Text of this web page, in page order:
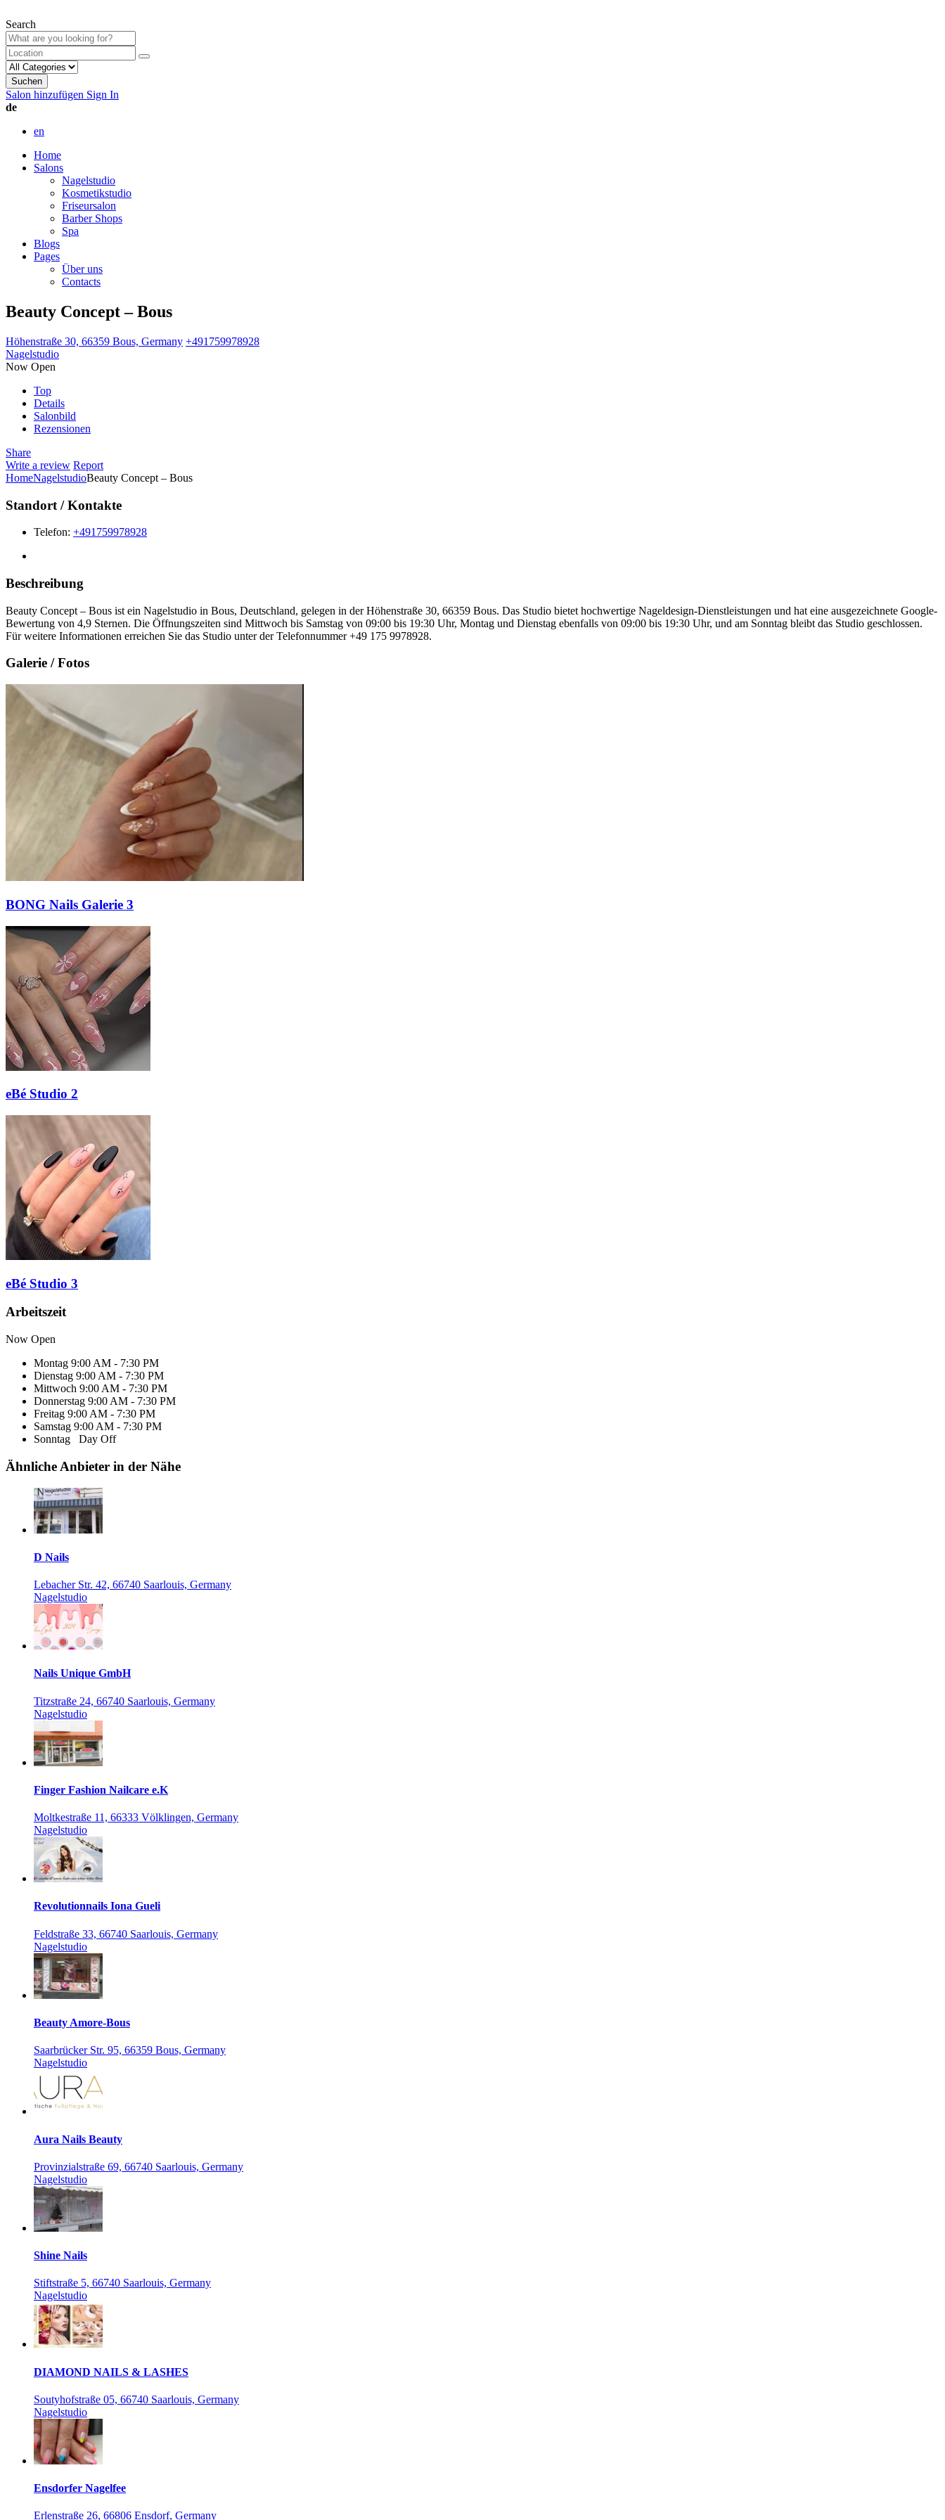
Search
Suchen
Salon hinzufügen Sign In
de
en
Home
Salons
Nagelstudio
Kosmetikstudio
Friseursalon
Barber Shops
Spa
Blogs
Pages
Über uns
Contacts
Beauty Concept – Bous
Höhenstraße 30, 66359 Bous, Germany +491759978928
Nagelstudio
Now Open
Top
Details
Salonbild
Rezensionen
Share
Write a review Report
HomeNagelstudioBeauty Concept – Bous
Standort / Kontakte
Telefon: +491759978928
Beschreibung
Beauty Concept – Bous ist ein Nagelstudio in Bous, Deutschland, gelegen in der Höhenstraße 30, 66359 Bous. Das Studio bietet hochwertige Nageldesign-Dienstleistungen und hat eine ausgezeichnete Google-
Bewertung von 4,9 Sternen. Die Öffnungszeiten sind Mittwoch bis Samstag von 09:00 bis 19:30 Uhr, Montag und Dienstag ebenfalls von 09:00 bis 19:30 Uhr, und am Sonntag bleibt das Studio geschlossen.
Für weitere Informationen erreichen Sie das Studio unter der Telefonnummer +49 175 9978928.
Galerie / Fotos
BONG Nails Galerie 3
eBé Studio 2
eBé Studio 3
Arbeitszeit
Now Open
Montag 9:00 AM - 7:30 PM
Dienstag 9:00 AM - 7:30 PM
Mittwoch 9:00 AM - 7:30 PM
Donnerstag 9:00 AM - 7:30 PM
Freitag 9:00 AM - 7:30 PM
Samstag 9:00 AM - 7:30 PM
Sonntag Day Off
Ähnliche Anbieter in der Nähe
D Nails
Lebacher Str. 42, 66740 Saarlouis, Germany
Nagelstudio
Nails Unique GmbH
Titzstraße 24, 66740 Saarlouis, Germany
Nagelstudio
Finger Fashion Nailcare e.K
Moltkestraße 11, 66333 Völklingen, Germany
Nagelstudio
Revolutionnails Iona Gueli
Feldstraße 33, 66740 Saarlouis, Germany
Nagelstudio
Beauty Amore-Bous
Saarbrücker Str. 95, 66359 Bous, Germany
Nagelstudio
Aura Nails Beauty
Provinzialstraße 69, 66740 Saarlouis, Germany
Nagelstudio
Shine Nails
Stiftstraße 5, 66740 Saarlouis, Germany
Nagelstudio
DIAMOND NAILS & LASHES
Soutyhofstraße 05, 66740 Saarlouis, Germany
Nagelstudio
Ensdorfer Nagelfee
Erlenstraße 26, 66806 Ensdorf, Germany